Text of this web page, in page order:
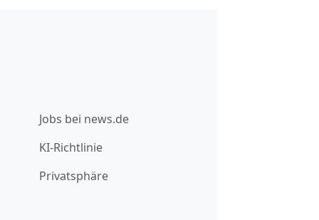
Jobs bei news.de
KI-Richtlinie
Privatsphäre